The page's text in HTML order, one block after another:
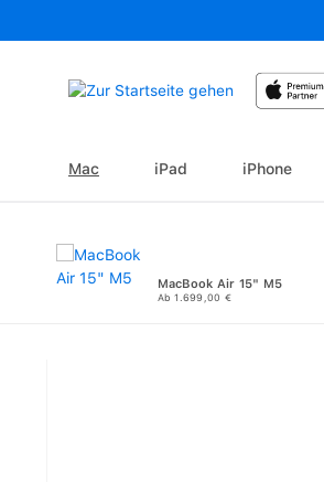
Mac iPad iPhone
MacBook Air 15" M5
Ab 1.699,00 €